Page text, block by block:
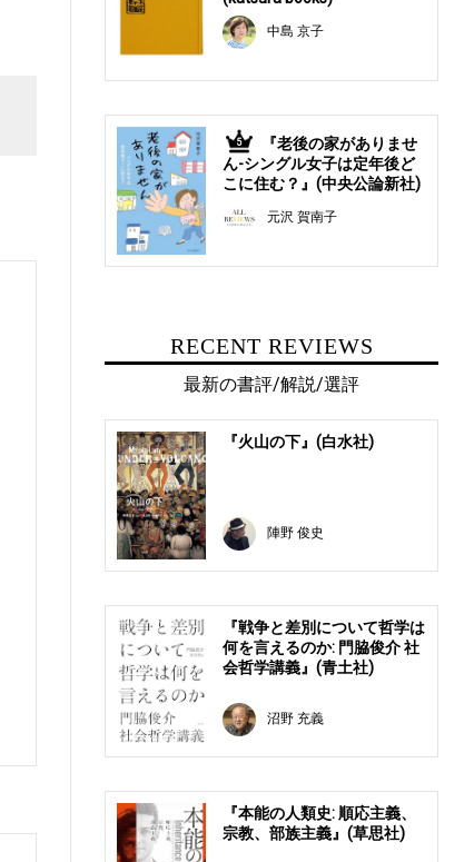
中島 京子
5
『老後の家がありませ
ん-シングル女子は定年後ど
こに住む？』(中央公論新社)
元沢 賀南子
RECENT REVIEWS
最新の書評/解説/選評
『火山の下』(白水社)
陣野 俊史
『戦争と差別について哲学は
何を言えるのか: 門脇俊介 社
会哲学講義』(青土社)
沼野 充義
『本能の人類史: 順応主義、
宗教、部族主義』(草思社)